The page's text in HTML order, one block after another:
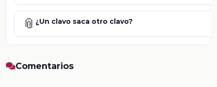
📎 ¿Un clavo saca otro clavo?
Comentarios